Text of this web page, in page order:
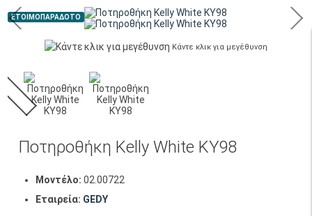
Κάντε κλικ για μεγέθυνση
ΕΤΟΙΜΟΠΑΡΑΔΟΤΟ
Ποτηροθήκη Kelly White KY98
Μοντέλο: 02.00722
Εταιρεία: GEDY